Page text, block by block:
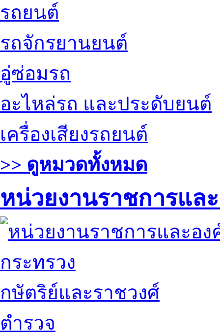
รถยนต์
รถจักรยานยนต์
อู่ซ่อมรถ
อะไหล่รถ และประดับยนต์
เครื่องเสียงรถยนต์
>> ดูหมวดทั้งหมด
หน่วยงานราชการแล
กระทรวง
กษัตริย์และราชวงศ์
ตำรวจ